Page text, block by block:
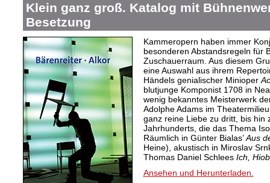
Klein ganz groß. Katalog mit
Besetzung
Kammeropern haben immer
besonderen Abstandsregeln für
Zuschauerraum. Aus diesem
eine Auswahl aus ihrem
Händels genialischer Minioper
blutjunge Komponist 1708 in
wenig bekanntes Meisterwerk
Adolphe Adams im
ganz reine Liebe zu dritt, bis hin
Jahrhunderts, die das Thema
Räumlich in Günter Bialas’Aus
Heine), akustisch in Miroslav
Thomas Daniel Schlees Ich, Hiob
Ansehen und Herunterladen.